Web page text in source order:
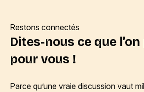
Restons connectés
Dites-nous ce que
pour vous !
Parce qu’une vraie discussion vaut